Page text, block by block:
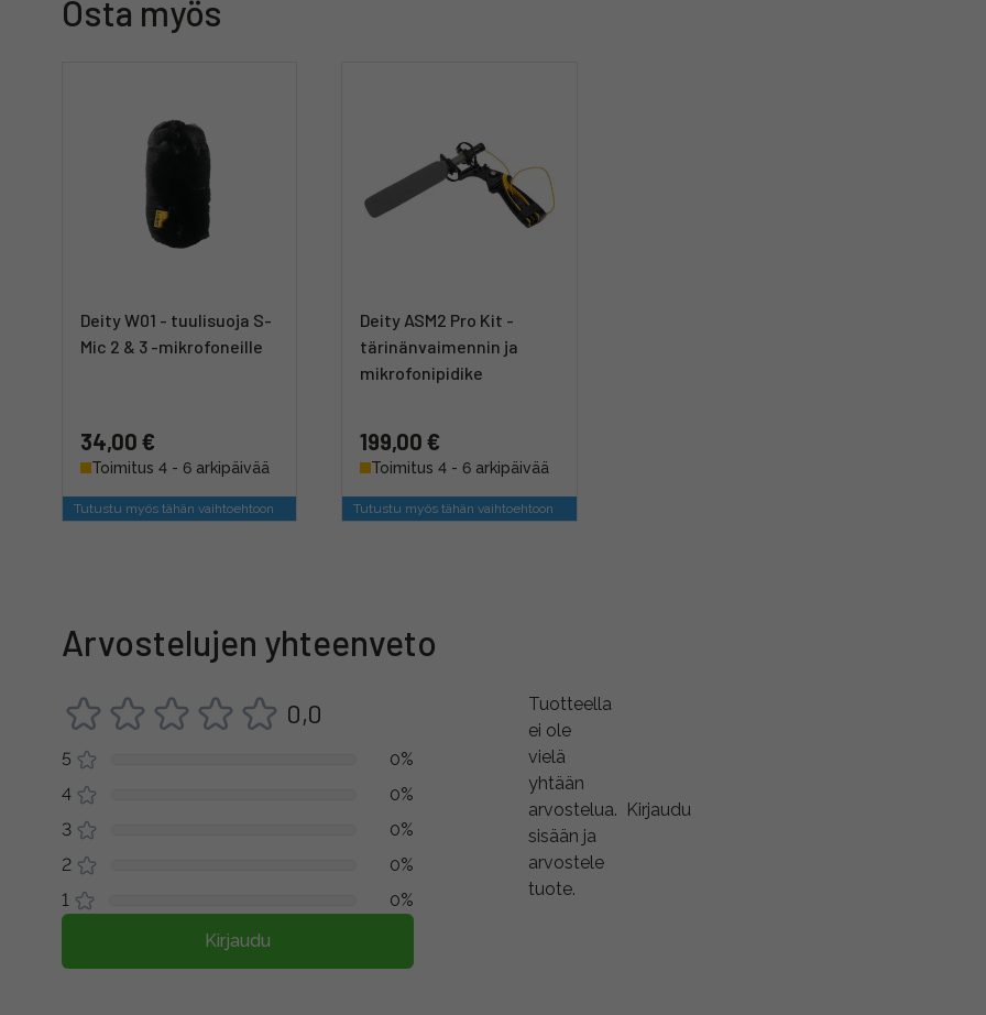
Osta myös
Deity W01 - tuulisuoja S-
Mic 2 & 3 -mikrofoneille
34,00 €
Toimitus 4 - 6 arkipäivää
Tutustu myös tähän vaihtoehtoon
Deity ASM2 Pro Kit -
tärinänvaimennin ja
mikrofonipidike
199,00 €
Toimitus 4 - 6 arkipäivää
Tutustu myös tähän vaihtoehtoon
Arvostelujen yhteenveto
0,0
5
0%
4
0%
3
0%
2
0%
1
0%
Kirjaudu
Tuotteella
ei ole
vielä
yhtään
arvostelua. Kirjaudu
sisään ja
arvostele
tuote.